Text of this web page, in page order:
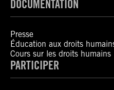
DOCUMENTATION
Presse
Éducation aux droits
Cours sur les droits humains
PARTICIPER